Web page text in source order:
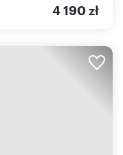
4 190 zł